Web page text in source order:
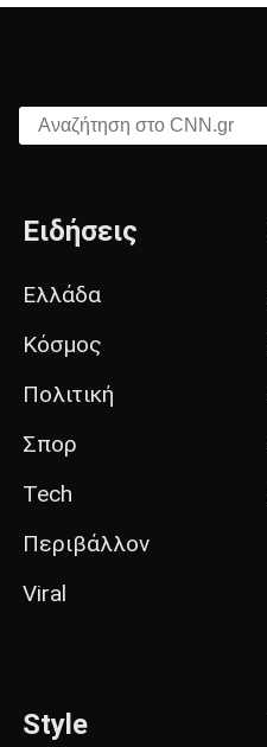
Αναζήτηση στο CNN.gr
Ειδήσεις
Ελλάδα
Κόσμος
Πολιτική
Σπορ
Tech
Περιβάλλον
Viral
Style